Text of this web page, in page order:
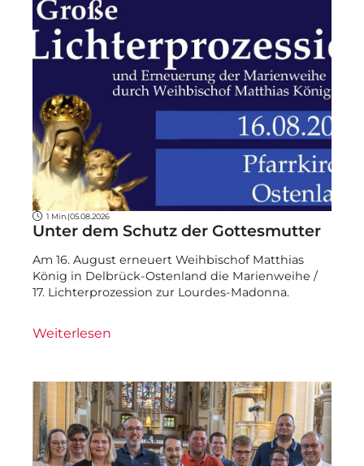
1 Min. |05.08.2026
Unter dem Schutz der Gottesmutter
Am 16. August erneuert Weihbischof Matthias
König in Delbrück-Ostenland die Marienweihe /
17. Lichterprozession zur Lourdes-Madonna.
Weiterlesen